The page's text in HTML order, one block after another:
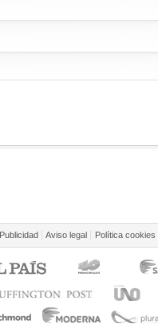
Publicidad Aviso legal Política cookies